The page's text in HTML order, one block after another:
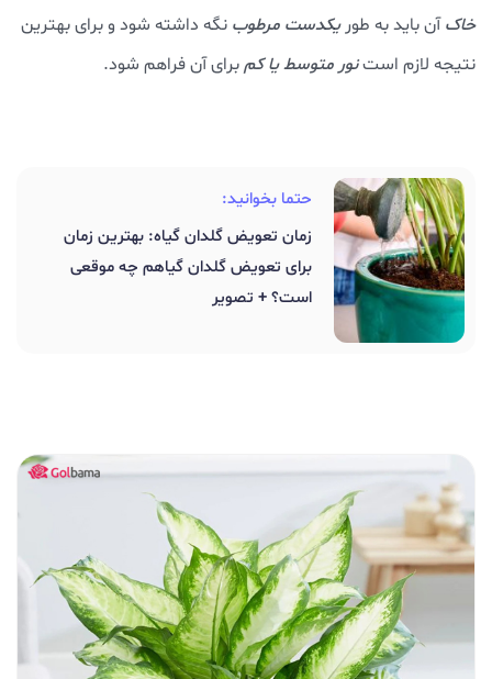
خاکآن باید به طور یکدست مرطوب نگه داشته شود و برای بهترین
نتیجه لازم استنور متوسط یا کمبرای آن فراهم شود.
حتما بخوانید:
زمان تعویض گلدان گیاه: بهترین زمان
برای تعویض گلدان گیاهم چه موقعی
است؟ + تصویر